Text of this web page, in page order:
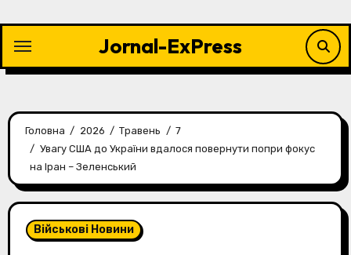
контенту
Jornal-ExPress
Головна 2026 Травень
7
Увагу США до України вдалося повернути попри фокус
на Іран – Зеленський
Військові Новини